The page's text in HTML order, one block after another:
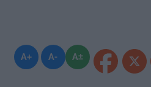
A+ A- A±